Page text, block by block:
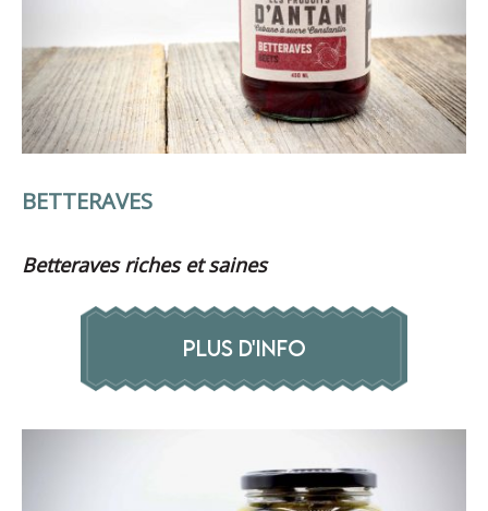
BETTERAVES
Betteraves riches et saines
PLUS D'INFO